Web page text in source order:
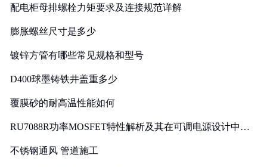
配电柜母排螺栓力矩要求及连接规范详解
膨胀螺丝尺寸是多少
镀锌方管有哪些常见规格和型号
D400球墨铸铁井盖重多少
覆膜砂的耐高温性能如何
RU7088R功率MOSFET特性解析及其在可调电源设计中的
不锈钢通风 管道施工